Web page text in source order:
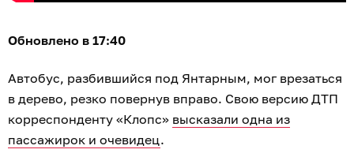
Обновлено в 17:40
Автобус, разбившийся под Янтарным, мог врезаться
в дерево, резко повернув вправо. Свою версию ДТП
корреспонденту «Клопс» высказали одна из
пассажирок и очевидец.